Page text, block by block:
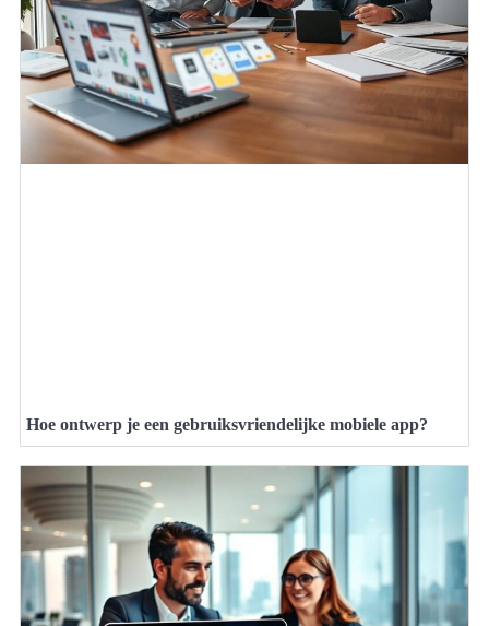
Hoe ontwerp je een gebruiksvriendelijke mobiele app?